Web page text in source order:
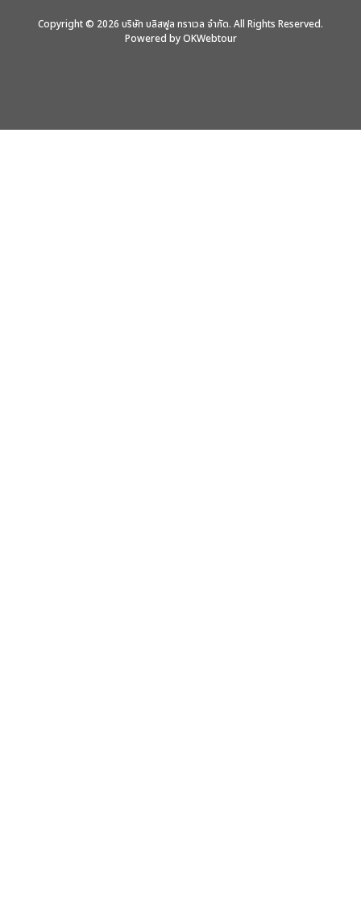
Copyright © 2026 บริษัท บลิสฟูล ทราเวล จำกัด. All Rights Reserved.
Powered by OKWebtour